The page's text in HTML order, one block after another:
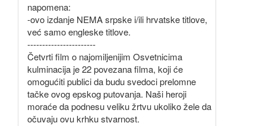
napomena:
-ovo izdanje NEMA srpske i/ili hrvatske titlove,
već samo engleske titlove.
-----------------------
Četvrti film o najomiljenijim Osvetnicima
kulminacija je 22 povezana filma, koji će
omogućiti publici da budu svedoci prelomne
tačke ovog epskog putovanja. Naši heroji
moraće da podnesu veliku žrtvu ukoliko žele da
očuvaju ovu krhku stvarnost.